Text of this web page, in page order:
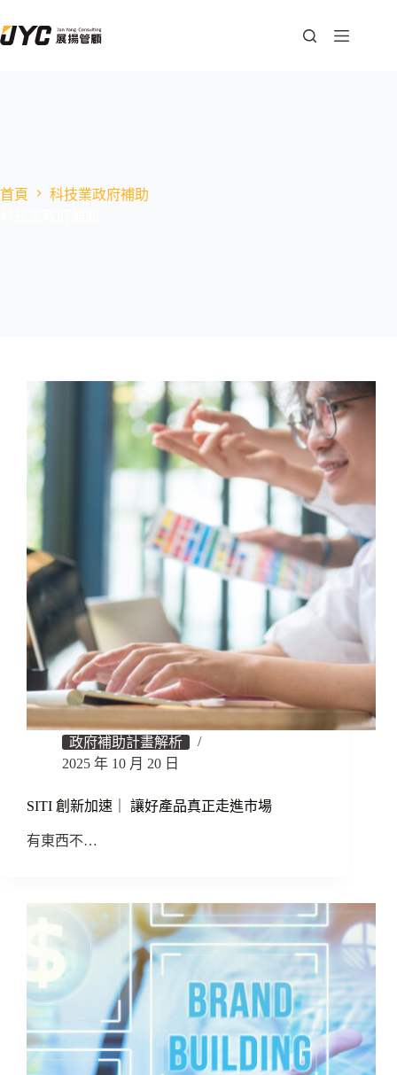
首頁
科技業政府補助
政府補助計畫解析
2025 年 10 月 20 日
SITI 創新加速｜ 讓好產品真正走進市場
有東西不…